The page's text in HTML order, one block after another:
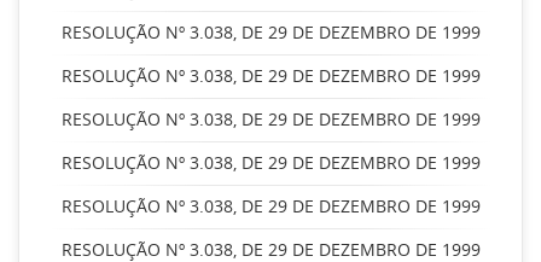
RESOLUÇÃO Nº 3.038, DE 29 DE DEZEMBRO DE 1999
RESOLUÇÃO Nº 3.038, DE 29 DE DEZEMBRO DE 1999
RESOLUÇÃO Nº 3.038, DE 29 DE DEZEMBRO DE 1999
RESOLUÇÃO Nº 3.038, DE 29 DE DEZEMBRO DE 1999
RESOLUÇÃO Nº 3.038, DE 29 DE DEZEMBRO DE 1999
RESOLUÇÃO Nº 3.038, DE 29 DE DEZEMBRO DE 1999